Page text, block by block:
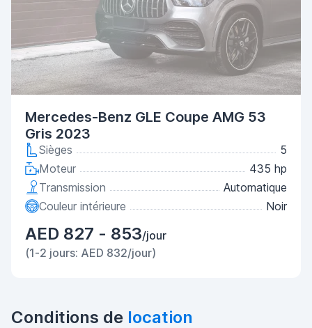
Mercedes-Benz GLE Coupe AMG 53
Gris 2023
Sièges
5
Moteur
435 hp
Transmission
Automatique
Couleur intérieure
Noir
AED 827 - 853/jour
(1-2 jours: AED 832/jour)
Conditions de location